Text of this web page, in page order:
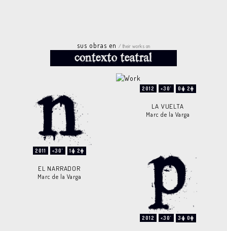
sus obras en / their works on
2011 <30' 1 2
EL NARRADOR
Marc de la Varga
2012 <30' 0 2
LA VUELTA
Marc de la Varga
2012 <30' 3 0